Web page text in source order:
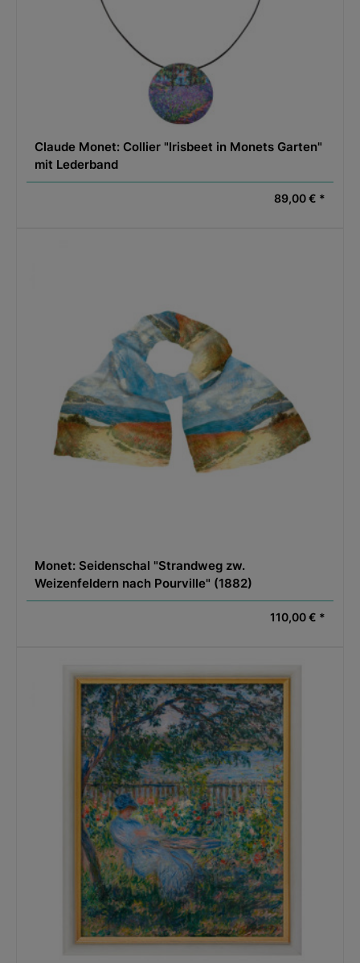
Claude Monet: Collier "Irisbeet in Monets Garten"
mit Lederband
89,00 € *
Monet: Seidenschal "Strandweg zw.
Weizenfeldern nach Pourville" (1882)
110,00 € *